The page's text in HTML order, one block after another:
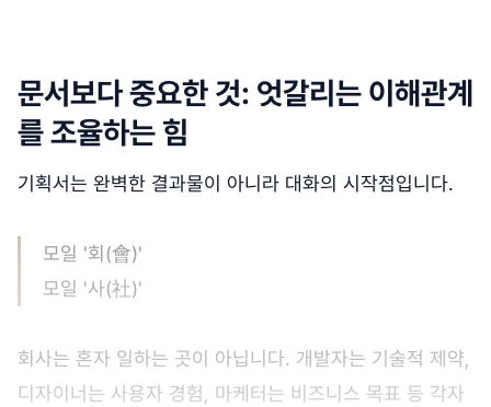
문서보다 중요한 것: 엇갈리는 이해관계
를 조율하는 힘
기획서는 완벽한 결과물이 아니라 대화의 시작점입니다.
모일 '회(會)'
모일 '사(社)'
회사는 혼자 일하는 곳이 아닙니다. 개발자는 기술적 제약,
디자이너는 사용자 경험, 마케터는 비즈니스 목표 등 각자